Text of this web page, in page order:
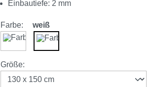
Einbautiefe: 2 mm
Farbe: weiß
schwarz
Größeauswählen
: